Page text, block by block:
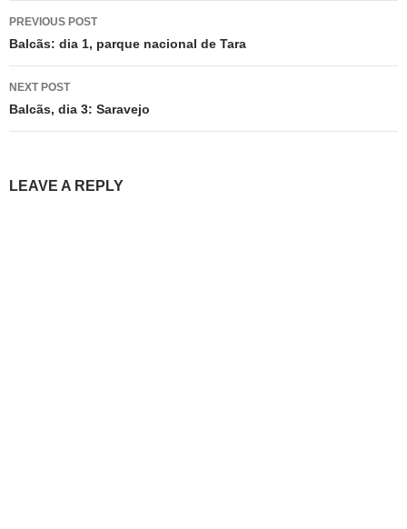
Post
navigation
PREVIOUS POST
Balcãs: dia 1, parque nacional de Tara
NEXT POST
Balcãs, dia 3: Saravejo
LEAVE A REPLY